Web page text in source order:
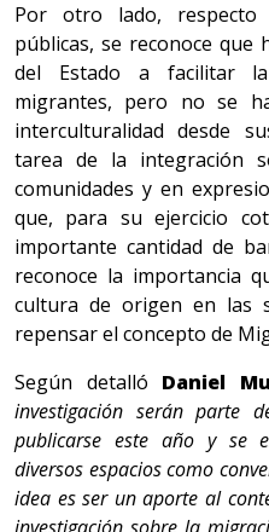
Por otro lado,
públicas, se reconoce que
del Estado a facilitar
migrantes, pero no se
interculturalidad desde
tarea de la integración
comunidades y en
que, para su ejercicio
importante cantidad de
reconoce la importancia
cultura de origen en las
repensar el concepto de
Según detalló Daniel
investigación serán
publicarse este año y se
diversos espacios como
idea es ser un aporte al